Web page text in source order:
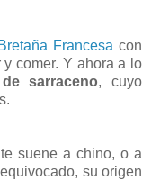
Francesa con
comer. Y ahora a lo
sarraceno, cuyo
suene a chino, o a
su origen